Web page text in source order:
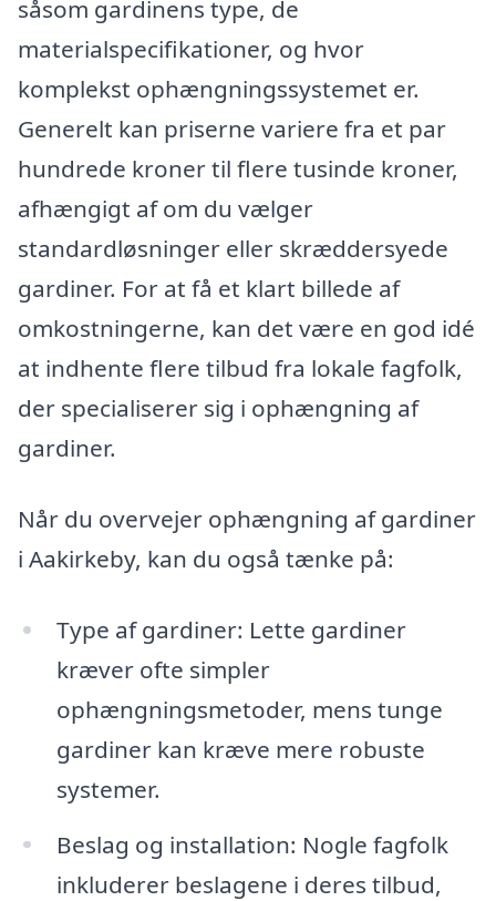
såsom gardinens type, de
materialspecifikationer, og hvor
komplekst ophængningssystemet er.
Generelt kan priserne variere fra et par
hundrede kroner til flere tusinde kroner,
afhængigt af om du vælger
standardløsninger eller skræddersyede
gardiner. For at få et klart billede af
omkostningerne, kan det være en god idé
at indhente flere tilbud fra lokale fagfolk,
der specialiserer sig i ophængning af
gardiner.
Når du overvejer ophængning af gardiner
i Aakirkeby, kan du også tænke på:
Type af gardiner: Lette gardiner
kræver ofte simpler
ophængningsmetoder, mens tunge
gardiner kan kræve mere robuste
systemer.
Beslag og installation: Nogle fagfolk
inkluderer beslagene i deres tilbud,